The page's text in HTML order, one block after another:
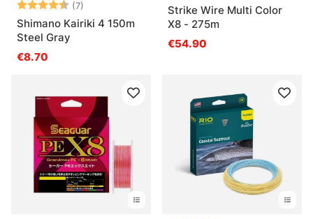
Note: (7)
Shimano Kairiki 4 150m
Steel Gray
€8.70
Strike Wire Multi Color
X8 - 275m
€54.90